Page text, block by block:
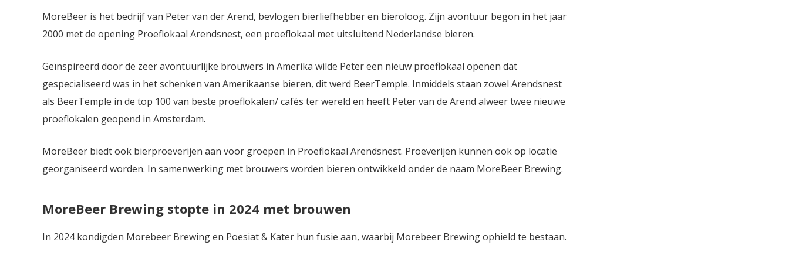
MoreBeer is het bedrijf van Peter van der Arend, bevlogen bierliefhebber en bieroloog. Zijn avontuur begon in het jaar
2000 met de opening Proeflokaal Arendsnest, een proeflokaal met uitsluitend Nederlandse bieren.
Geïnspireerd door de zeer avontuurlijke brouwers in Amerika wilde Peter een nieuw proeflokaal openen dat
gespecialiseerd was in het schenken van Amerikaanse bieren, dit werd BeerTemple. Inmiddels staan zowel Arendsnest
als BeerTemple in de top 100 van beste proeflokalen/ cafés ter wereld en heeft Peter van de Arend alweer twee nieuwe
proeflokalen geopend in Amsterdam.
MoreBeer biedt ook bierproeverijen aan voor groepen in Proeflokaal Arendsnest. Proeverijen kunnen ook op locatie
georganiseerd worden. In samenwerking met brouwers worden bieren ontwikkeld onder de naam MoreBeer Brewing.
MoreBeer Brewing stopte in 2024 met brouwen
In 2024 kondigden Morebeer Brewing en Poesiat & Kater hun fusie aan, waarbij Morebeer Brewing ophield te bestaan.